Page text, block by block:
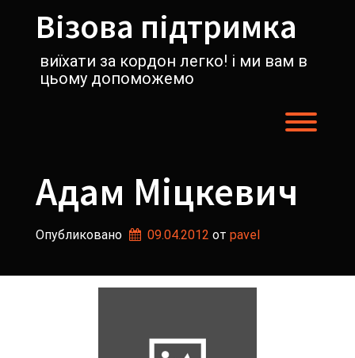
содержимомуВізова підтримка
виїхати за кордон легко! і ми вам в
цьому допоможемо
Адам Міцкевич
Опубликовано 09.04.2012 от pavel